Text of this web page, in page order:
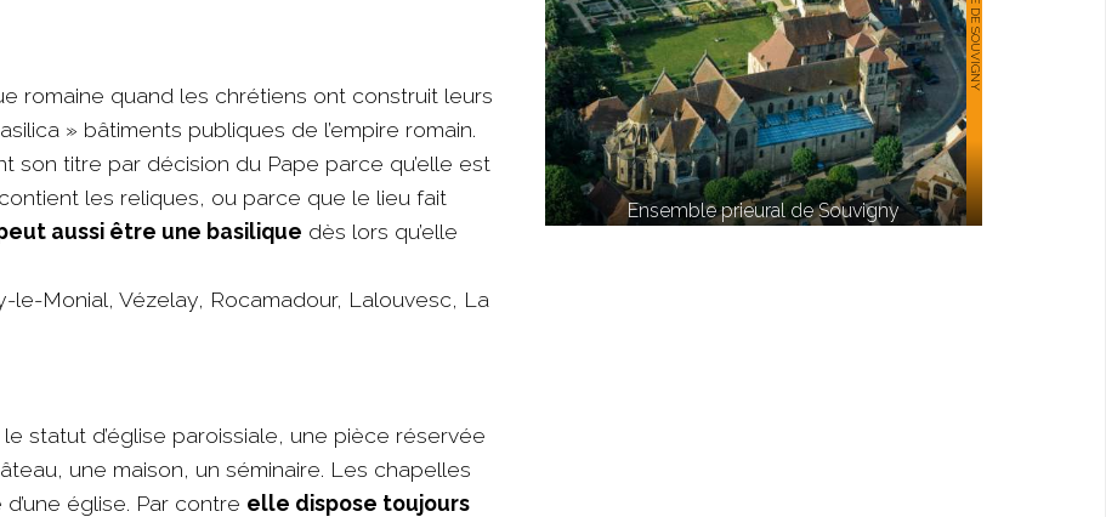
romaine quand les chrétiens ont construit leurs
» bâtiments publiques de l’empire romain.
son titre par décision du Pape parce qu’elle est
les reliques, ou parce que le lieu fait
aussi être une basilique dès lors qu’elle
le-Monial, Vézelay, Rocamadour, Lalouvesc, La
statut d’église paroissiale, une pièce réservée
une maison, un séminaire. Les chapelles
église. Par contre elle dispose toujours
Ensemble prieural de Souvigny